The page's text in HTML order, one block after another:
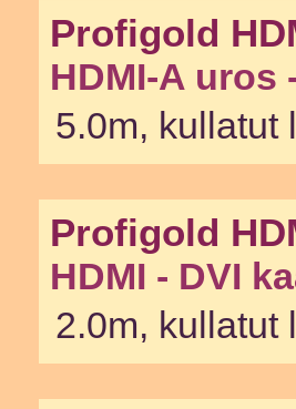
Profigold
HDMI-A uros
5.0m, kullatut
Profigold
HDMI - DVI
2.0m, kullatut